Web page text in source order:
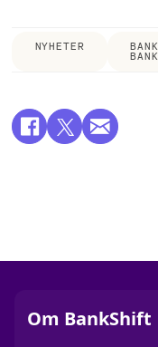
NYHETER BANK
BANK
Om BankShift